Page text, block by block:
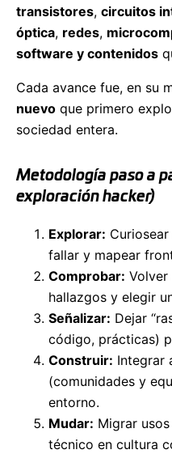
transistores, circuitos
óptica, redes,
software y contenidos
Cada avance fue, en su
nuevo que primero
sociedad entera.
Metodología paso a
exploración hacker)
Explorar:
fallar y mapear
Comprobar: Volver
hallazgos y elegir
Señalizar: Dejar
código, prácticas)
Construir: Integrar
(comunidades y
entorno.
Mudar: Migrar
técnico en cultura